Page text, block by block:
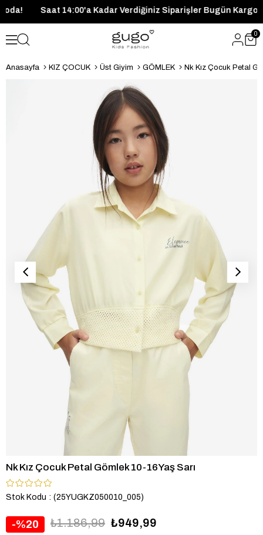
Kargoda! Saat 14:00'a Kadar Verdiğiniz Siparişler Bugün
0
Anasayfa KIZ ÇOCUK Üst Giyim GÖMLEK Nk Kız Çocuk Petal
Nk Kız Çocuk Petal Gömlek 10-16Yaş Sarı
Stok Kodu (25YUGKZ050010_005)
20 ₺1.186,99 ₺949,99